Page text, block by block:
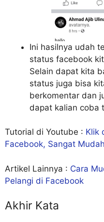
Ini hasilnya udah
status facebook
Selain dapat kita
status juga bisa
berkomentar dan
dapat kalian coba
Tutorial di Youtube : Klik
Facebook, Sangat Mudah
Artikel Lainnya : Cara
Pelangi di Facebook
Akhir Kata